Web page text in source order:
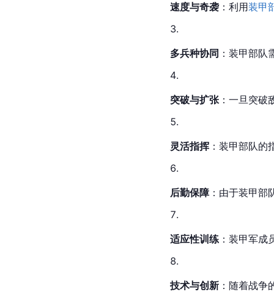
速度与奇袭：利用装甲
多兵种协同 ：装甲部
突破与扩张：一旦突破
灵活指挥 ：装甲部队
后勤保障：由于装甲部
适应性训练 ：装甲军
技术与创新 ：随着战